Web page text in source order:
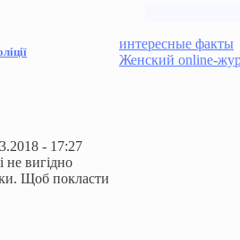
интересные факты
Женский online-
- 17:27
не вигідно
Щоб покласти